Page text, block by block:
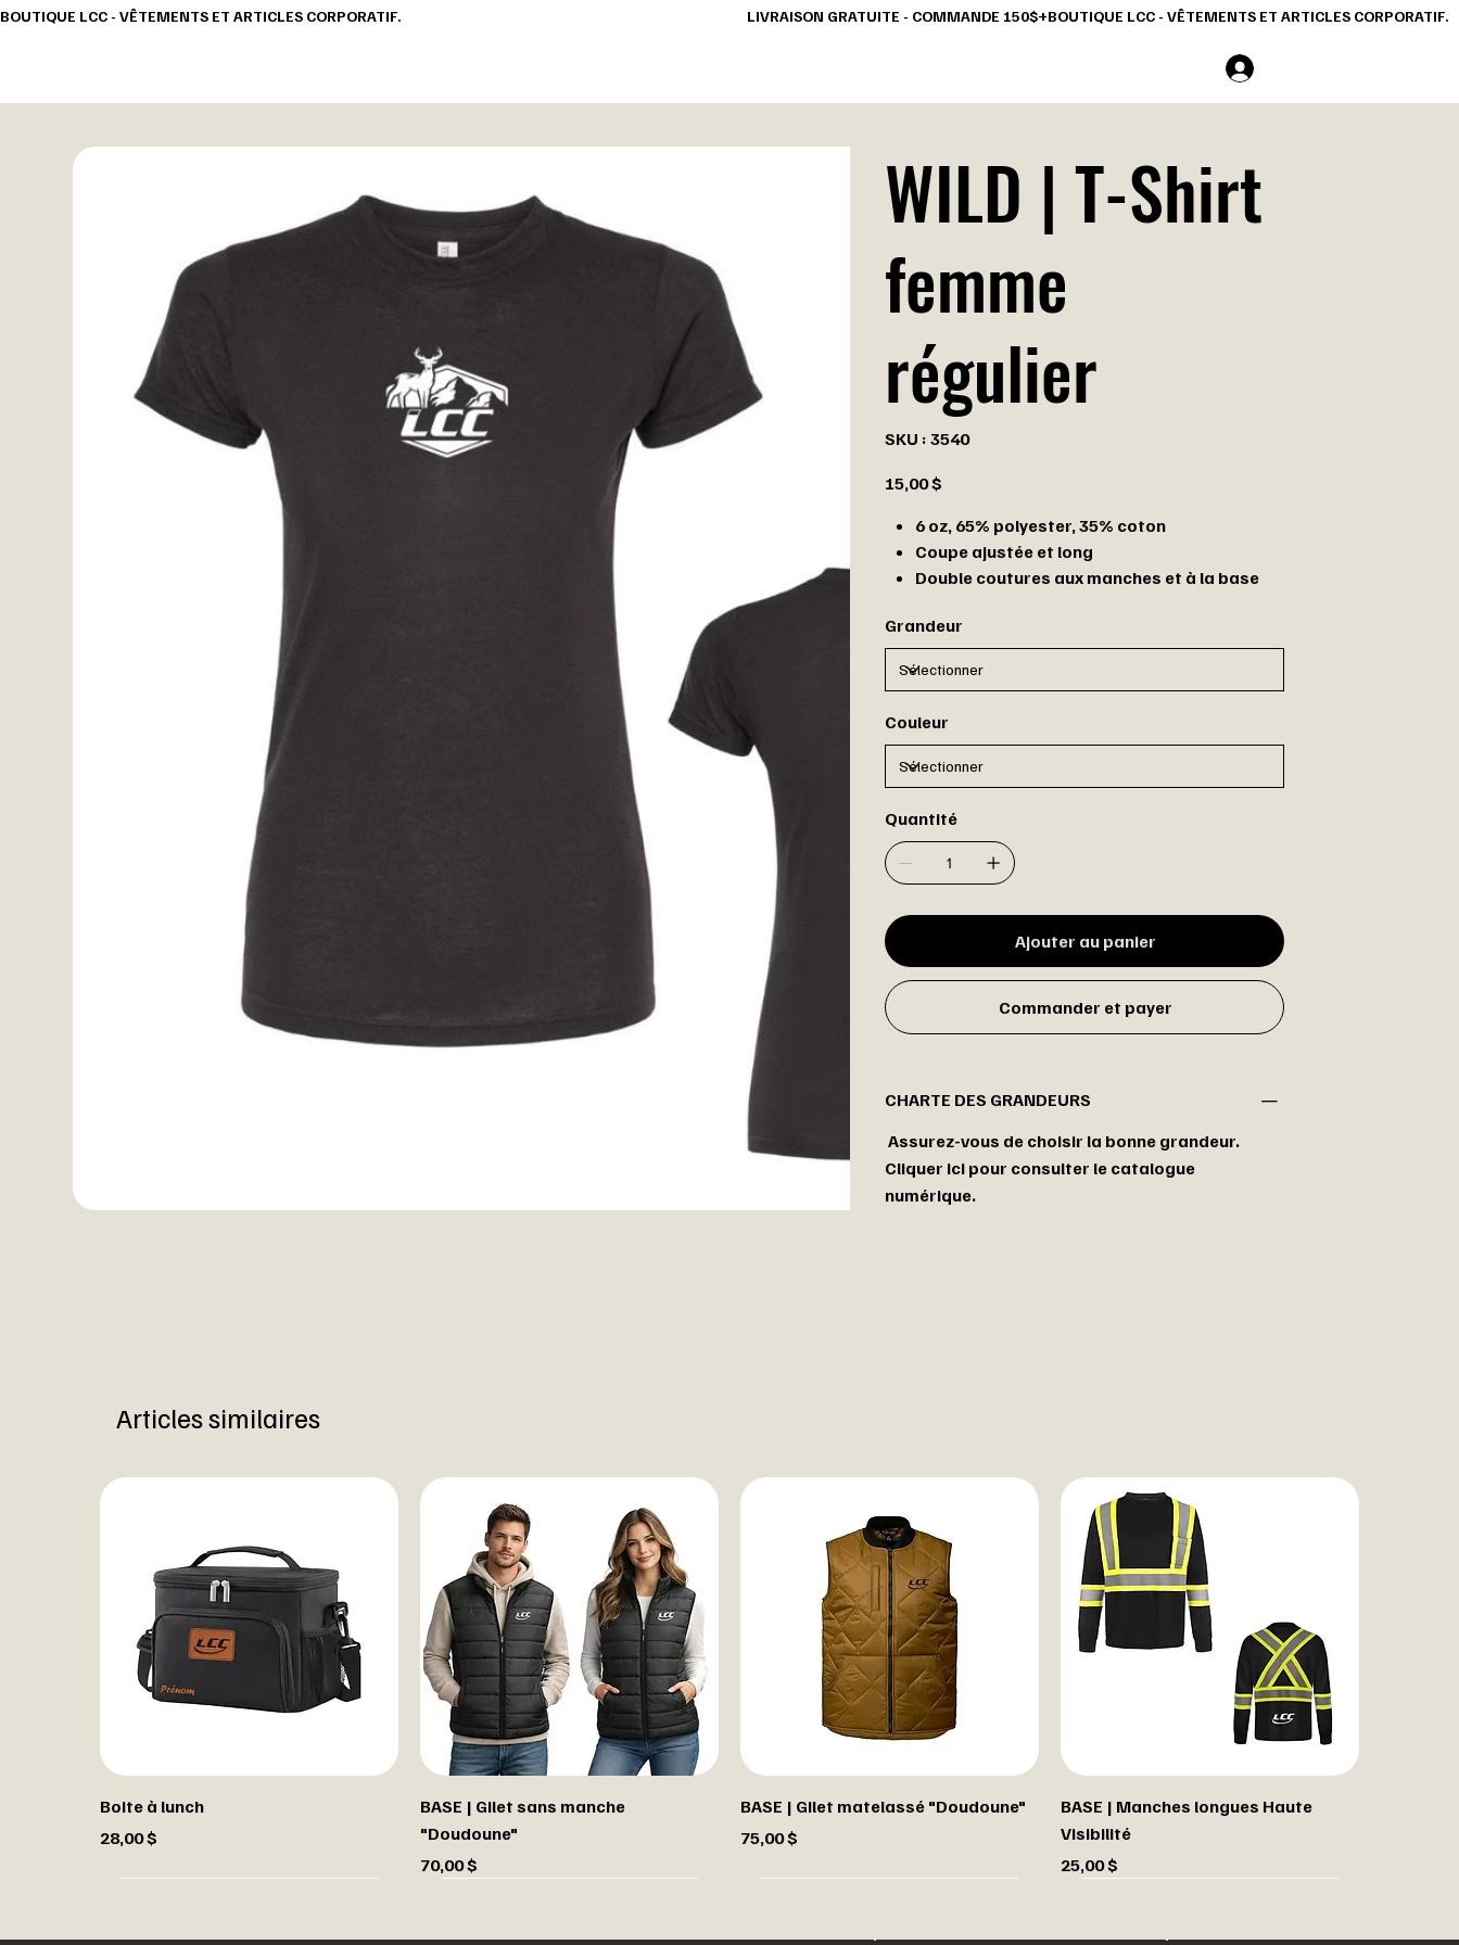
BOUTIQUE LCC - VÊTEMENTS ET ARTICLES CORPORATIF.                                                                                                          LIVRAISON GRATUITE - COMMANDE 150$+
WILD | T-Shirt
femme
régulier
SKU : 3540
3540
15,00 $
6 oz, 65% polyester, 35% coton
Coupe ajustée et long
Double coutures aux manches et à la base
Grandeur
Couleur
Quantité
Ajouter au panier
Commander et payer
CHARTE DES GRANDEURS
Assurez-vous de choisir la bonne grandeur.
Cliquer ici pour consulter le catalogue
numérique.
Articles similaires
Boite à lunch
Prix
28,00 $
BASE | Gilet sans manche
"Doudoune"
Prix
70,00 $
BASE | Gilet matelassé "Doudoune"
Prix
75,00 $
BASE | Manches longues Haute
Visibilité
Prix
25,00 $